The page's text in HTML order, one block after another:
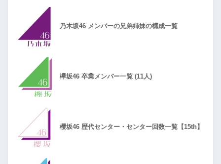
乃木坂46 メンバーの兄弟姉妹の構成一覧
欅坂46 卒業メンバー一覧 (11人)
櫻坂46 歴代センター・センター回数一覧【15th】